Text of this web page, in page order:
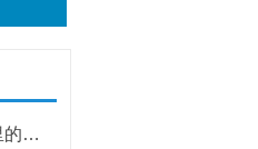
诗人眼中“画框里的油菜花”